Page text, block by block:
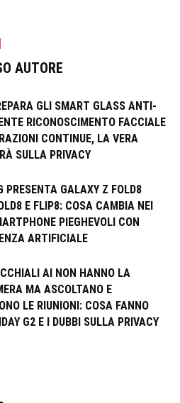
AUTORE
GLI SMART GLASS ANTI-
RICONOSCIMENTO FACCIALE
CONTINUE, LA VERA
SULLA PRIVACY
PRESENTA GALAXY Z FOLD8
E FLIP8: COSA CAMBIA NEI
PIEGHEVOLI CON
ARTIFICIALE
AI NON HANNO LA
MA ASCOLTANO E
LE RIUNIONI: COSA FANNO
G2 E I DUBBI SULLA PRIVACY